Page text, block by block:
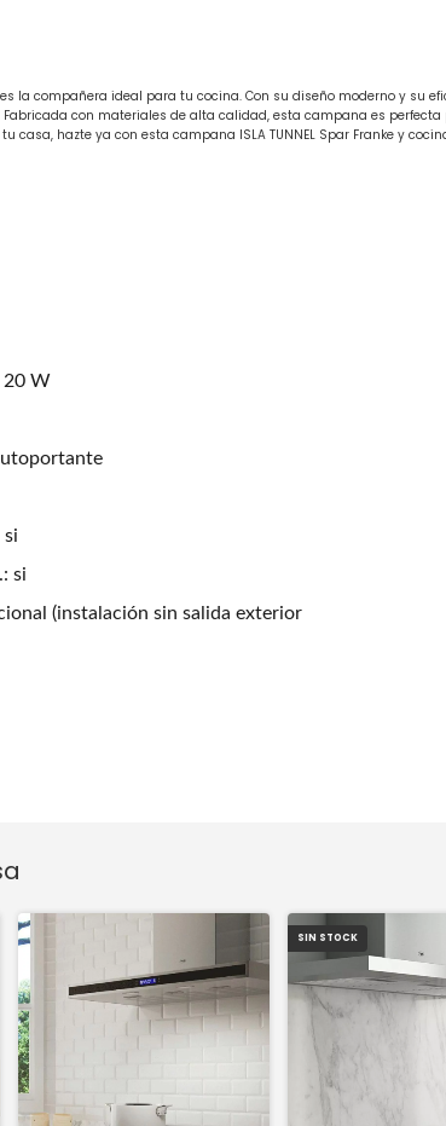
es la compañera ideal para tu cocina. Con su diseño moderno y su
con materiales de alta calidad, esta campana es
casa, hazte ya con esta campana ISLA TUNNEL Spar Franke y
20 W
si
si
(instalación sin salida exterior
SIN STOCK